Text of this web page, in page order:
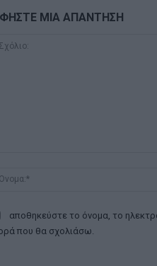
ΜΙΑ ΑΠΑΝΤΗΣΗ
αποθηκεύστε το όνομα, το
που θα σχολιάσω.